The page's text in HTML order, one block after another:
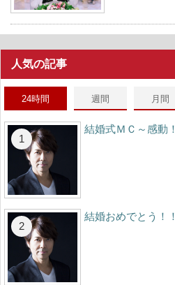
人気の記事
24時間 週間 月間
結婚式ＭＣ～感動！
結婚おめでとう！！